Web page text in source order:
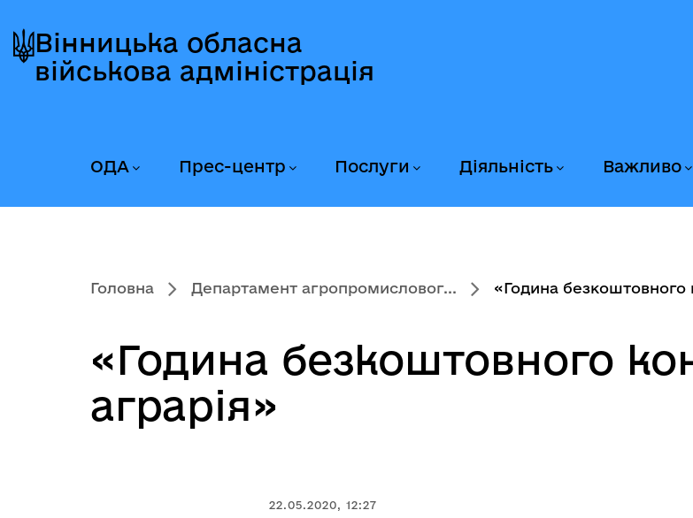
до
головного
до
головного
вмісту
до
головного
колонтитула
Вінницька обласна
військова адміністрація
ОДА Прес-центр Послуги Діяльність Важливо
Головна Департамент агропромисловог... «Година безкоштовного
«Година безкоштовного
аграрія»
22.05.2020, 12:27